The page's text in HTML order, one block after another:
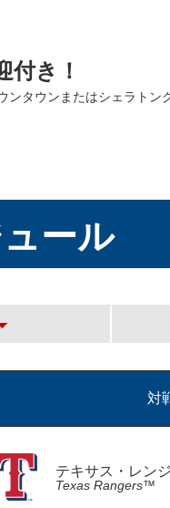
付き！
タウンまたはシェラトン
ール
対
テキサス・レン
Texas Rangers™